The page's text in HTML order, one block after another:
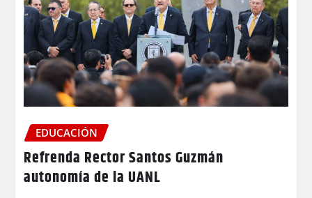
EDUCACIÓN
Refrenda Rector Santos Guzmán
autonomía de la UANL